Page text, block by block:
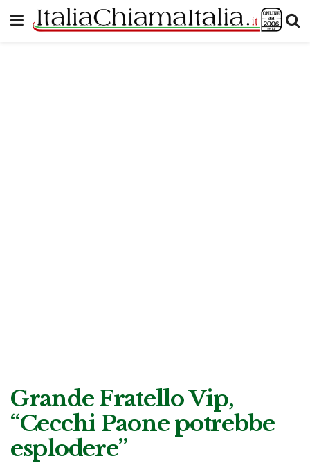
Grande Fratello Vip,
“Cecchi Paone potrebbe
esplodere”